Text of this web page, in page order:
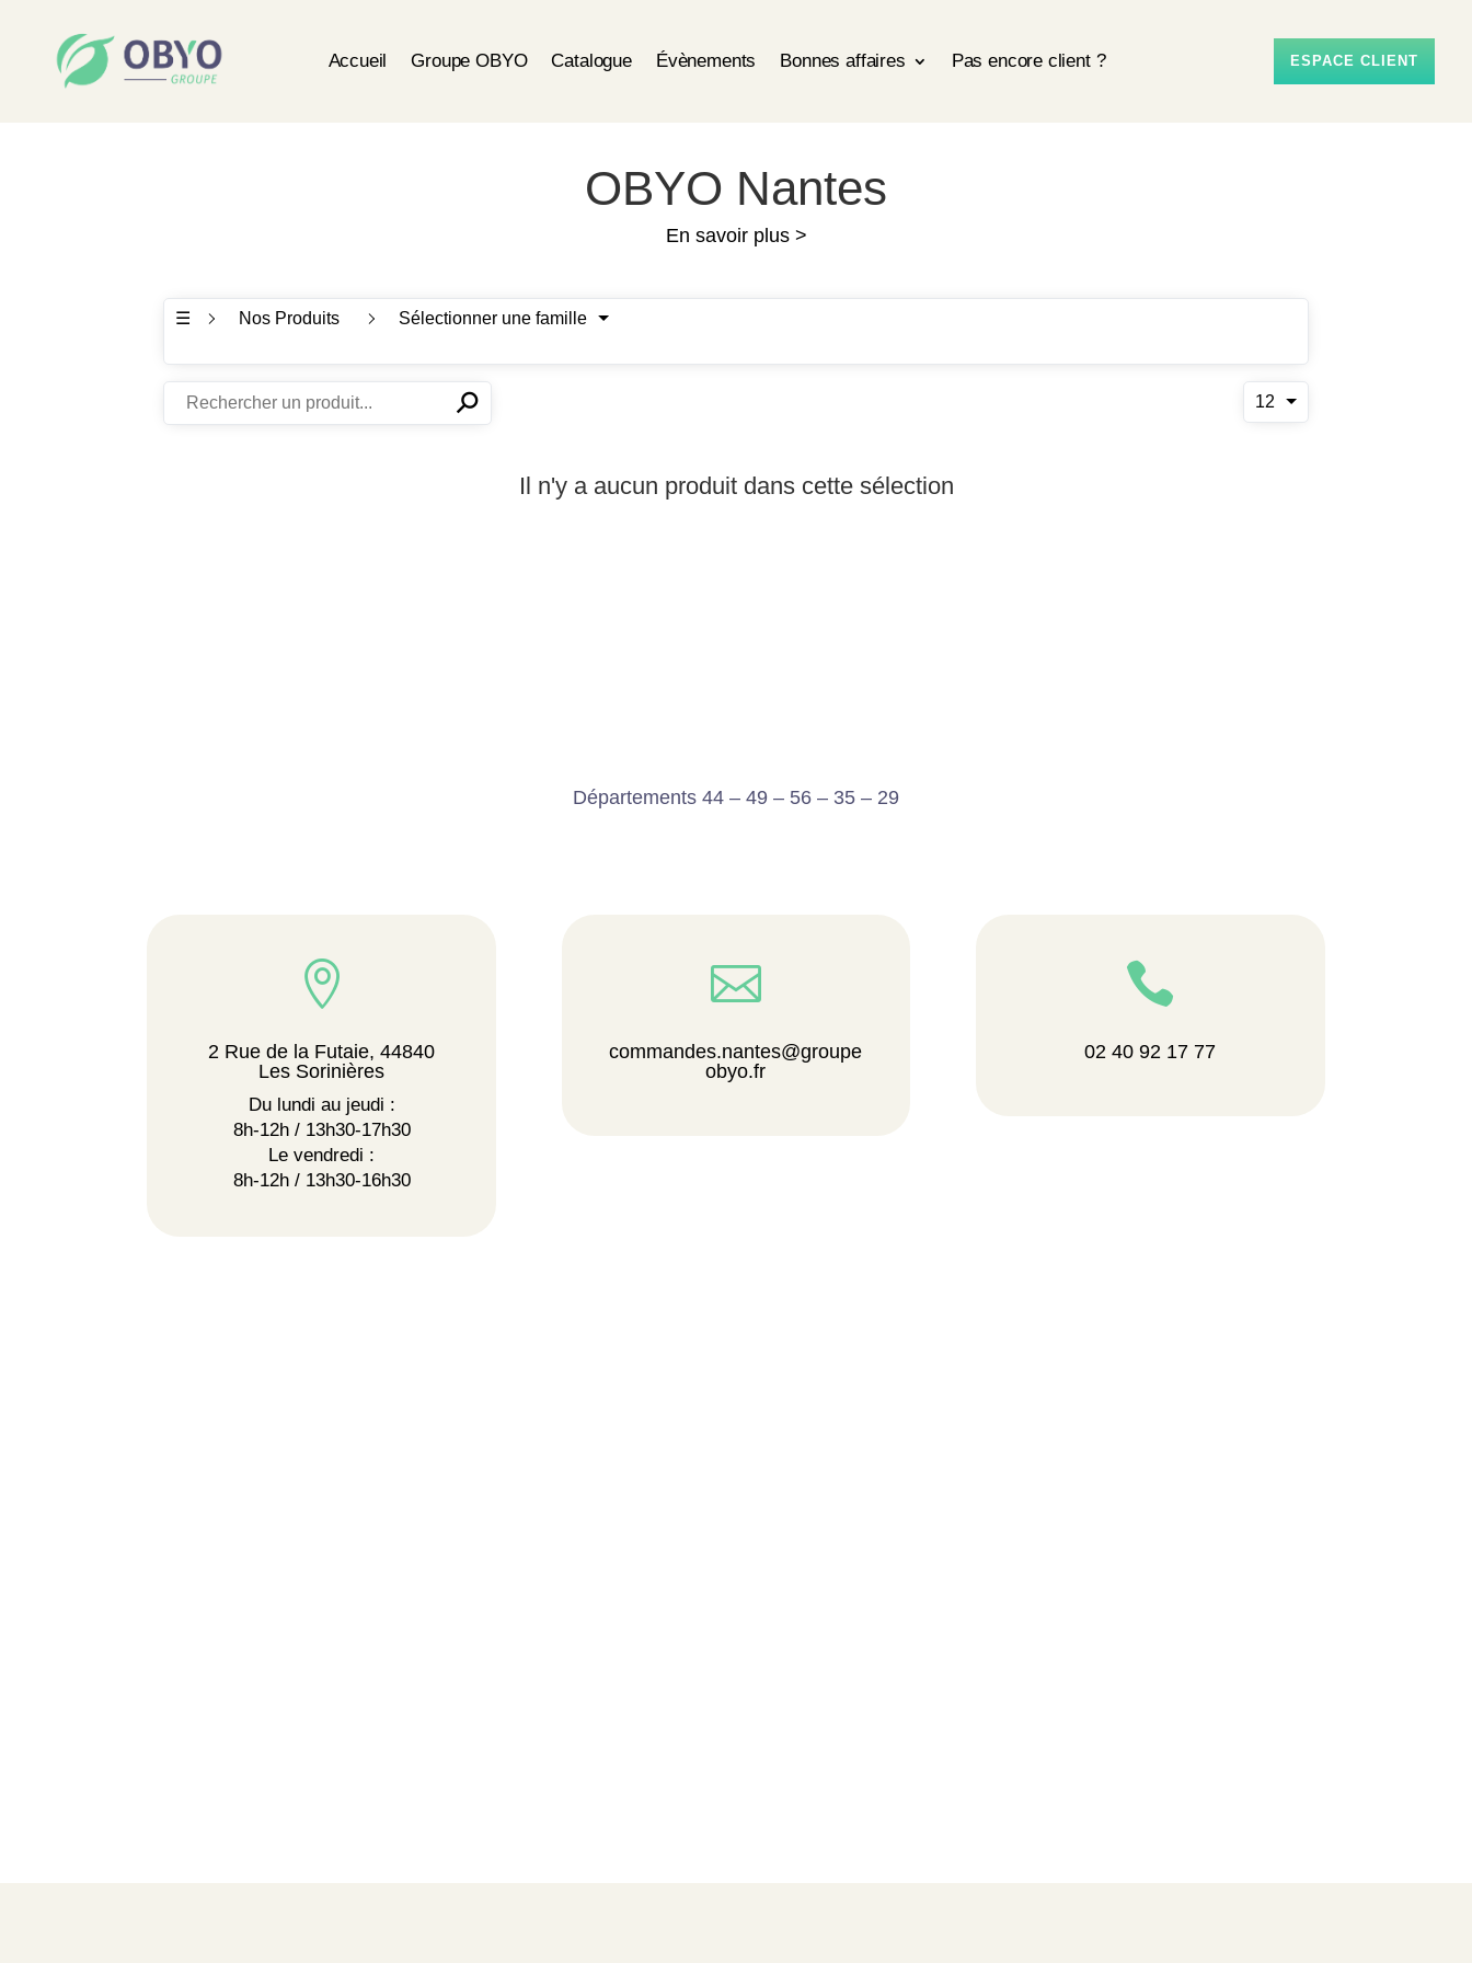
Accueil Groupe OBYO Catalogue Évènements Bonnes affaires Pas encore client ? ESPACE CLIENT
OBYO Nantes
En savoir plus >
☰ Nos Produits Sélectionner une famille
✕⚲ 12
Il n'y a aucun produit dans cette sélection
Départements 44 – 49 – 56 – 35 – 29

2 Rue de la Futaie, 44840
Les Sorinières
Du lundi au jeudi :
8h-12h / 13h30-17h30
Le vendredi :
8h-12h / 13h30-16h30

commandes.nantes@groupe
obyo.fr

02 40 92 17 77